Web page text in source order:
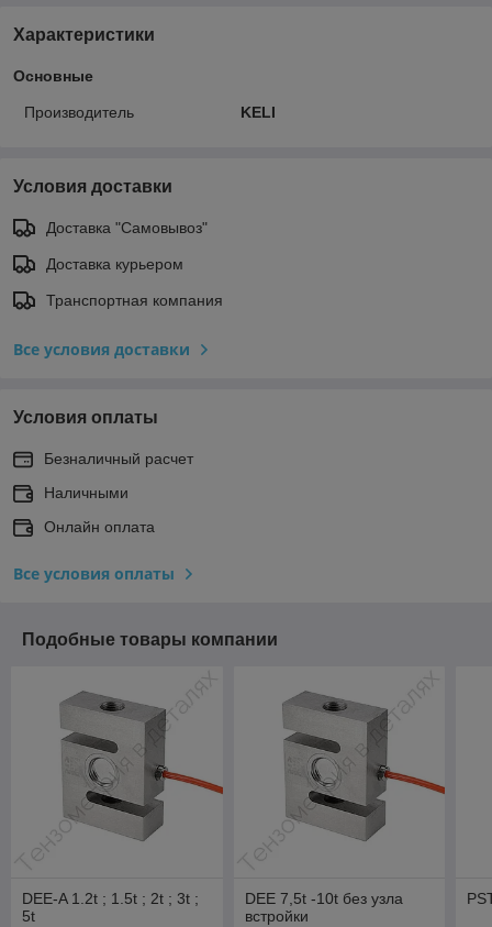
Характеристики
Основные
Производитель KELI
Условия доставки
Доставка "Самовывоз"
Доставка курьером
Транспортная компания
Все условия доставки
Условия оплаты
Безналичный расчет
Наличными
Онлайн оплата
Все условия оплаты
Подобные товары компании
DEE-A 1.2t ; 1.5t ; 2t ; 3t ;
5t
DEE 7,5t -10t без узла
встройки